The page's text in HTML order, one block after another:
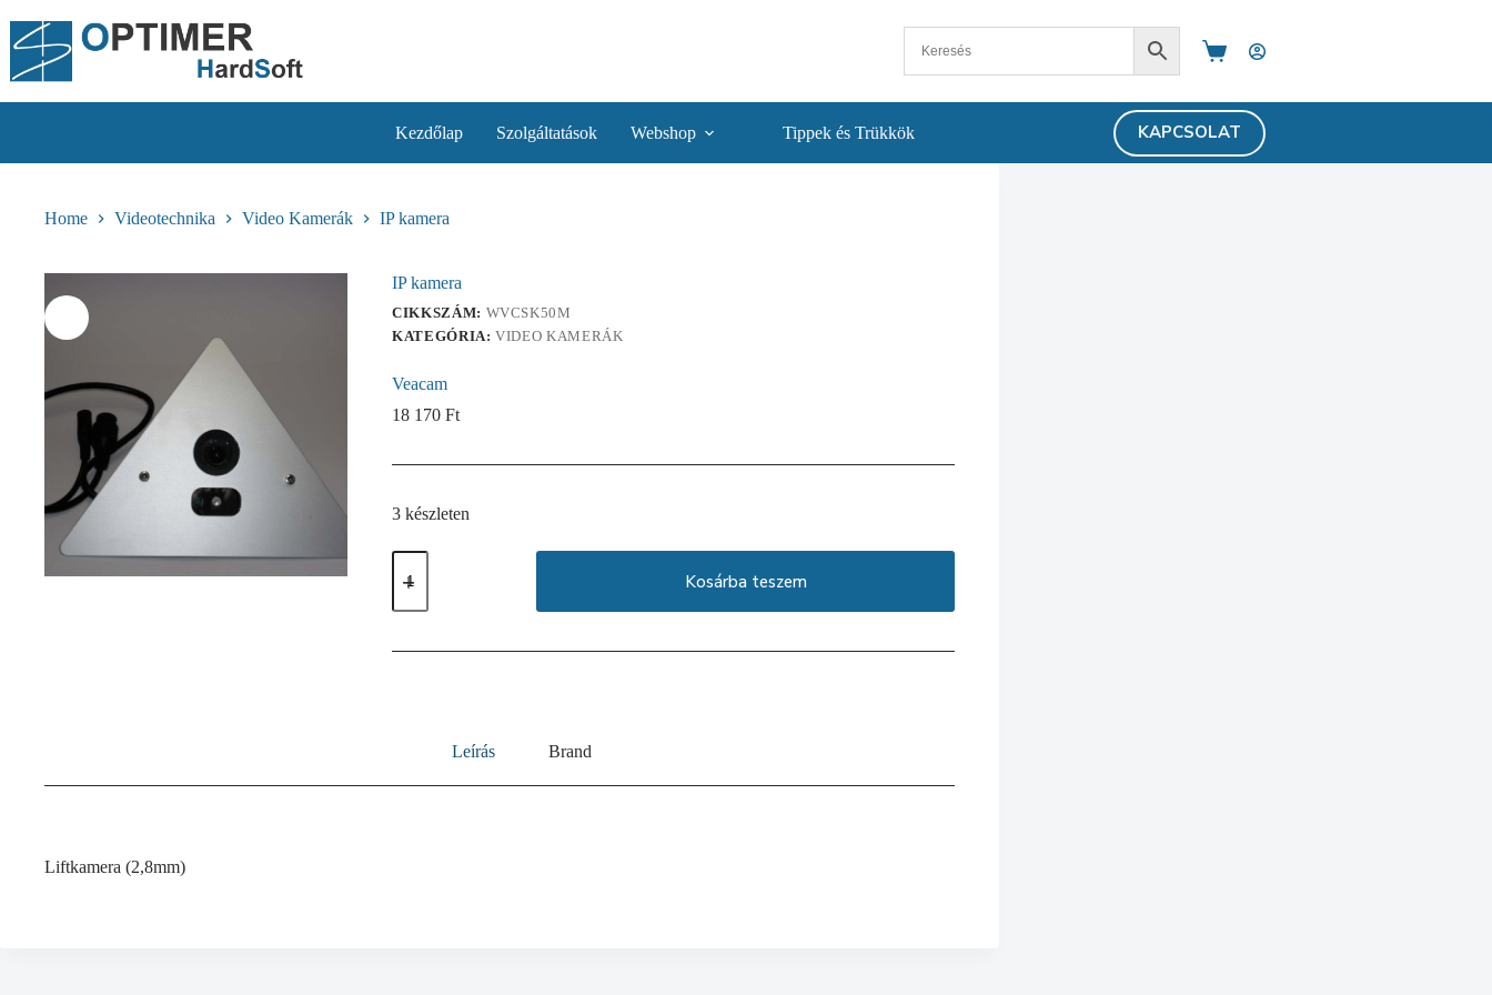
content
Shopping
Kezdőlap Szolgáltatások Webshop Tippek és Trükkök KAPCSOLAT
Home Videotechnika Video Kamerák IP kamera
IP kamera
CIKKSZÁM: WVCSK50M
KATEGÓRIA:VIDEO KAMERÁK
Veacam
18 170 Ft
3 készleten
IP
kamera
Kosárba teszem
Leírás Brand
Liftkamera (2,8mm)